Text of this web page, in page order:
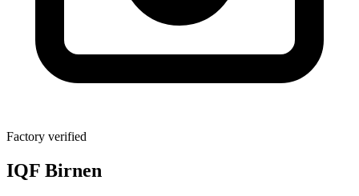
Factory verified
IQF Birnen